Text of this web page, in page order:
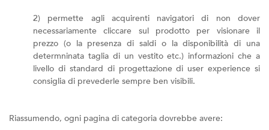
2) permette agli acquirenti navigatori di non dover
necessariamente cliccare sul prodotto per visionare il
prezzo (o la presenza di saldi o la disponibilità di una
determninata taglia di un vestito etc.) informazioni che a
livello di standard di progettazione di user experience si
consiglia di prevederle sempre ben visibili.
Riassumendo, ogni pagina di categoria dovrebbe avere: